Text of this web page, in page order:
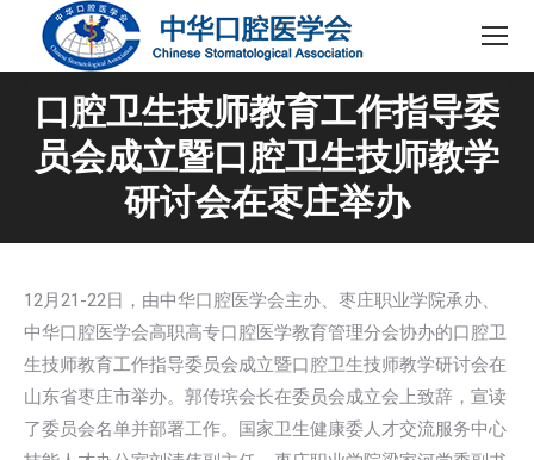
口腔卫生技师教育工作指导委
员会成立暨口腔卫生技师教学
研讨会在枣庄举办
12月21-22日，由中华口腔医学会主办、枣庄职业学院承办、
中华口腔医学会高职高专口腔医学教育管理分会协办的口腔卫
生技师教育工作指导委员会成立暨口腔卫生技师教学研讨会在
山东省枣庄市举办。郭传瑸会长在委员会成立会上致辞，宣读
了委员会名单并部署工作。国家卫生健康委人才交流服务中心